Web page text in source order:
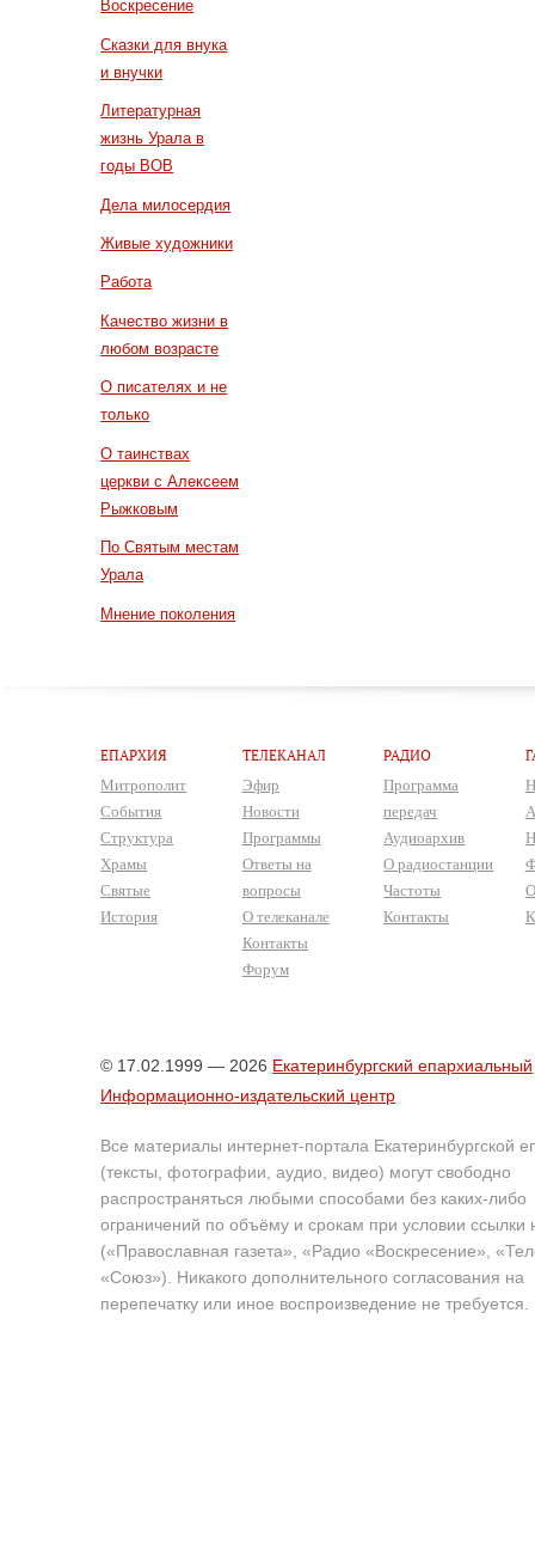
Воскресение
Сказки для внука
и внучки
Литературная
жизнь Урала в
годы ВОВ
Дела милосердия
Живые художники
Работа
Качество жизни в
любом возрасте
О писателях и не
только
О таинствах
церкви с Алексеем
Рыжковым
По Святым местам
Урала
Мнение поколения
ЕПАРХИЯ
Митрополит
События
Структура
Храмы
Святые
История
ТЕЛЕКАНАЛ
Эфир
Новости
Программы
Ответы на
вопросы
О телеканале
Контакты
Форум
РАДИО
Программа
передач
Аудиоархив
О радиостанции
Частоты
Контакты
© 17.02.1999 — 2026 Екатеринбургский епархиальный
Информационно-издательский центр
Все материалы интернет-портала Екатеринбургской
(тексты, фотографии, аудио, видео) могут свободно
распространяться любыми способами без каких-либо
ограничений по объёму и срокам при условии ссылки
(«Православная газета», «Радио «Воскресение»,
«Союз»). Никакого дополнительного согласования на
перепечатку или иное воспроизведение не требуется.